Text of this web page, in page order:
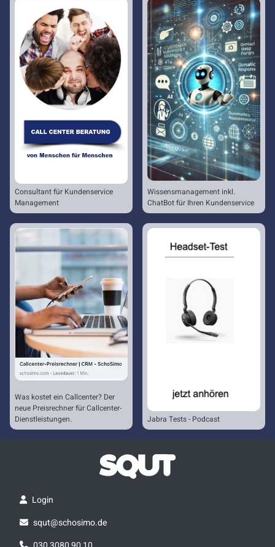
Consultant für Kundenservice
Management
Wissensmanagement inkl.
ChatBot für Ihren Kundenservice
Was kostet ein Callcenter? Der
neue Preisrechner für Callcenter-
Dienstleistungen.
Jabra Tests - Podcast
Login
squt@schosimo.de